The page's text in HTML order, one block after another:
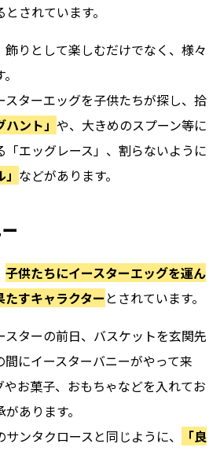
されています。
りとして楽しむだけでなく、様々
ターエッグを子供たちが探し、拾
ハント」 や、大きめのスプーン等に
エッグレース」、割らないように
などがあります。
子供たちにイースターエッグを運ん
すキャラクター とされています。
スターの前日、バスケットを玄関先
にイースターバニーがやって来
やお菓子、おもちゃなどを入れてお
あります。
ンタクロースと同じように、
「良